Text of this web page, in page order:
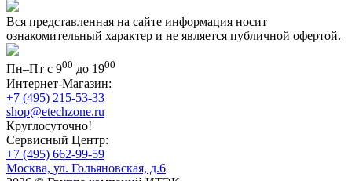
Вся представленная на сайте информация носит
ознакомительный характер и не является публичной офертой.
Пн–Пт с 900 до 1900
Интернет-Магазин:
+7 (495) 215-53-33
shop@etechzone.ru
Круглосуточно!
Сервисный Центр:
+7 (495) 662-99-59
Москва, ул. Гольяновская, д.6